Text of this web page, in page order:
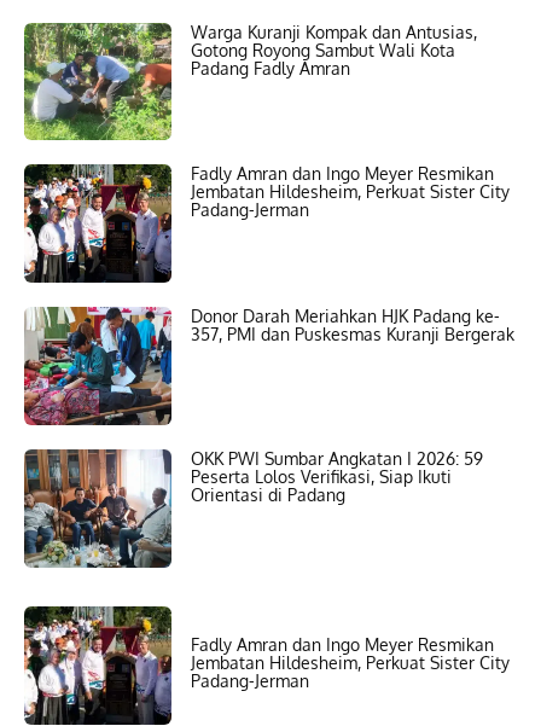
Warga Kuranji Kompak dan Antusias,
Gotong Royong Sambut Wali Kota
Padang Fadly Amran
Fadly Amran dan Ingo Meyer Resmikan
Jembatan Hildesheim, Perkuat Sister City
Padang-Jerman
Donor Darah Meriahkan HJK Padang ke-
357, PMI dan Puskesmas Kuranji Bergerak
OKK PWI Sumbar Angkatan I 2026: 59
Peserta Lolos Verifikasi, Siap Ikuti
Orientasi di Padang
Fadly Amran dan Ingo Meyer Resmikan
Jembatan Hildesheim, Perkuat Sister City
Padang-Jerman